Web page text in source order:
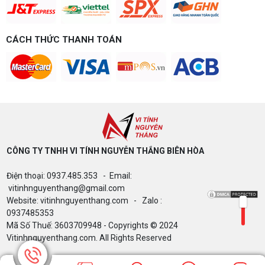
chơi game của bạn.
Build PC gaming 15 triệu chơi được
Build PC gaming 15 triệu chơi được game gì? Vi
dễ nâng cấp CPU/VGA sau này, tư vấn miễn phí
theo đúng ngân sách.
Build PC gaming theo ngân sách từ 10-40 triệu:
cách phân bổ CPU, GPU, RAM hợp lý, chọn
Intel/AMD và tránh sai tương thích. Tư vấn miễn
phí tại Vi tính Nguyễn Thắng.
GIGABYTE & INTEL CORE ULTRA 200S
PLUS – NHẬN VOUCHER ĐẾN 800K
Thông báo v/v sử dụng phần mềm bản
quyền ( Vi tính Nguyễn Thắng)
CÁCH THỨC THANH TOÁN
CÔNG TY TNHH VI TÍNH NGUYỄN THẮNG BIÊN HÒA​
Điện thoại: 0937.485.353 - Email:
vitinhnguyenthang@gmail.com
Website: vitinhnguyenthang.com - Zalo :
0937485353
Mã Số Thuế: 3603709948 - Copyrights © 2024
Vitinhnguyenthang.com. All Rights Reserved